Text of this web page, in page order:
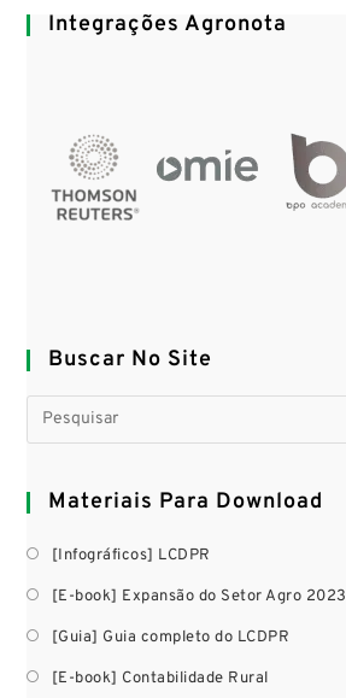
Integrações Agronota
Buscar No Site
Materiais Para Download
[Infográficos] LCDPR
[E-book] Expansão do Setor Agro 2023
[Guia] Guia completo do LCDPR
[E-book] Contabilidade Rural